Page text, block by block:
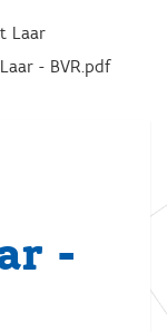
Laar
Laar - BVR.pdf
-